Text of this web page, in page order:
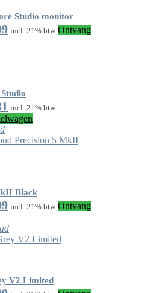
Studio monitor
Huidige
prijs
incl. 21% btw Ontvang
Huidige
prijs
is:
€ 339,31.
incl. 21% btw
Black
Huidige
prijs
is:
€ 847,99.
incl. 21% btw Ontvang
V2 Limited